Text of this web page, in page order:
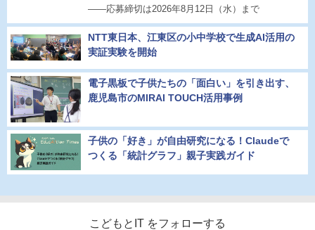
――応募締切は2026年8月12日（水）まで
NTT東日本、江東区の小中学校で生成AI活用の
実証実験を開始
電子黒板で子供たちの「面白い」を引き出す、
鹿児島市のMIRAI TOUCH活用事例
子供の「好き」が自由研究になる！Claudeで
つくる「統計グラフ」親子実践ガイド
こどもとIT をフォローする